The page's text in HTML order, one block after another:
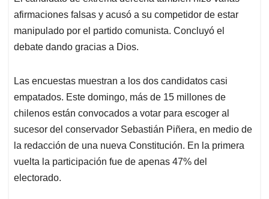
afirmaciones falsas y acusó a su competidor de estar
manipulado por el partido comunista. Concluyó el
debate dando gracias a Dios.
Las encuestas muestran a los dos candidatos casi
empatados. Este domingo, más de 15 millones de
chilenos están convocados a votar para escoger al
sucesor del conservador Sebastián Piñera, en medio de
la redacción de una nueva Constitución. En la primera
vuelta la participación fue de apenas 47% del
electorado.